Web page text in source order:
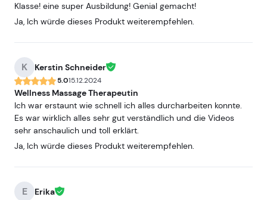
Klasse! eine super Ausbildung! Genial gemacht!
Ja, Ich würde dieses Produkt weiterempfehlen.
K Kerstin Schneider
5.015.12.2024
Wellness Massage Therapeutin
Ich war erstaunt wie schnell ich alles durcharbeiten konnte.
Es war wirklich alles sehr gut verständlich und die Videos
sehr anschaulich und toll erklärt.
Ja, Ich würde dieses Produkt weiterempfehlen.
E Erika